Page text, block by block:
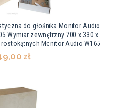
do głośnika Monitor Audio
Wymiar zewnętrzny 700 x 330 x
Monitor Audio W165
zł